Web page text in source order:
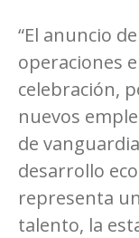
“El anuncio
operaciones
celebración,
nuevos
de
desarrollo
representa
talento, la